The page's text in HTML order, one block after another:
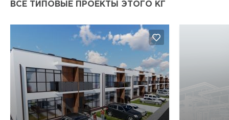
ВСЕ ТИПОВЫЕ ПРОЕКТЫ ЭТОГО КГ